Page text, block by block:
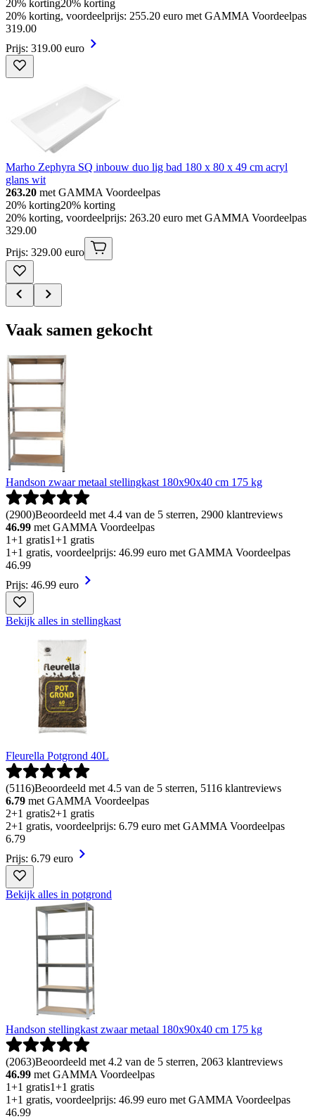
20% korting20% korting
20% korting, voordeelprijs: 255.20 euro met GAMMA Voordeelpas
319.00
Prijs: 319.00 euro
Marho Zephyra SQ inbouw duo lig bad 180 x 80 x 49 cm acryl
glans wit
263.20 met GAMMA Voordeelpas
20% korting20% korting
20% korting, voordeelprijs: 263.20 euro met GAMMA Voordeelpas
329.00
Prijs: 329.00 euro
Vaak samen gekocht
Handson zwaar metaal stellingkast 180x90x40 cm 175 kg
(2900)Beoordeeld met 4.4 van de 5 sterren, 2900 klantreviews
46.99 met GAMMA Voordeelpas
1+1 gratis1+1 gratis
1+1 gratis, voordeelprijs: 46.99 euro met GAMMA Voordeelpas
46.99
Prijs: 46.99 euro
Bekijk alles in stellingkast
Fleurella Potgrond 40L
(5116)Beoordeeld met 4.5 van de 5 sterren, 5116 klantreviews
6.79 met GAMMA Voordeelpas
2+1 gratis2+1 gratis
2+1 gratis, voordeelprijs: 6.79 euro met GAMMA Voordeelpas
6.79
Prijs: 6.79 euro
Bekijk alles in potgrond
Handson stellingkast zwaar metaal 180x90x40 cm 175 kg
(2063)Beoordeeld met 4.2 van de 5 sterren, 2063 klantreviews
46.99 met GAMMA Voordeelpas
1+1 gratis1+1 gratis
1+1 gratis, voordeelprijs: 46.99 euro met GAMMA Voordeelpas
46.99